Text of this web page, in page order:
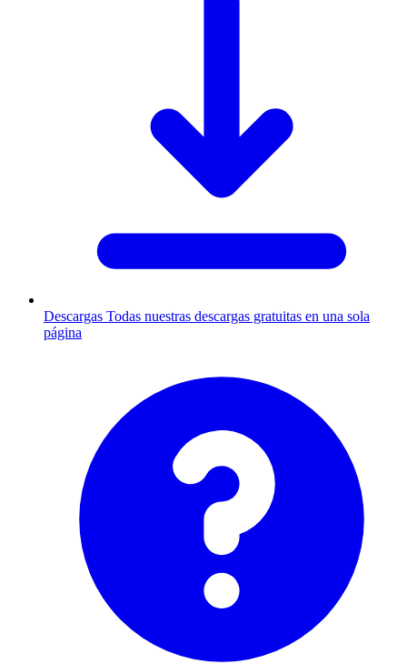
Descargas Todas nuestras descargas gratuitas en una sola
página